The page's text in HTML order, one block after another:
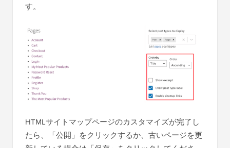
す。
HTMLサイトマップページのカスタマイズが完了し
たら、「公開」をクリックするか、古いページを更